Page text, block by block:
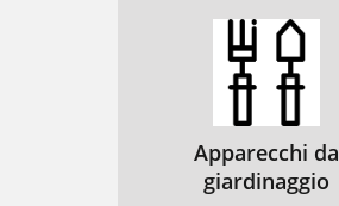
Apparecchi da
giardinaggio